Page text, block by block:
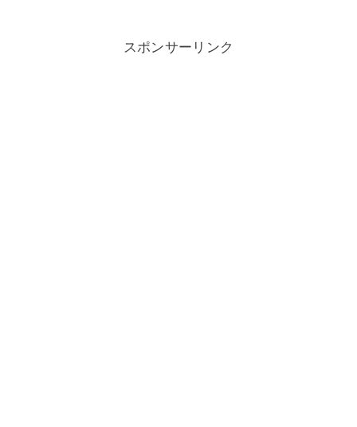
スポンサーリンク